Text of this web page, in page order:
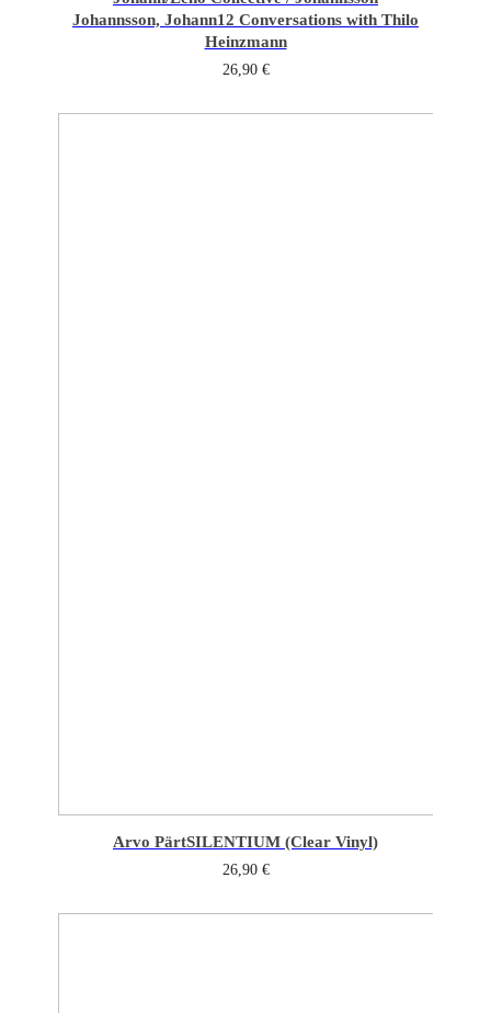
Johannsson, Johann12 Conversations with Thilo
Heinzmann
26,90 €
Arvo PärtSILENTIUM (Clear Vinyl)
26,90 €